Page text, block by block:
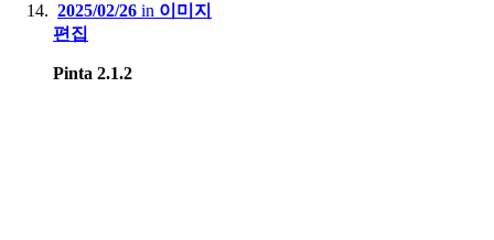
2025/02/26 in 이미지
편집
Pinta 2.1.2